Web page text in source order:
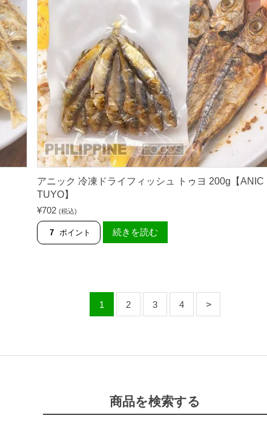
M
S
】
個
1
0
k
g
ケ
ー
ス
【
フ
ィ
リ
ピ
ン
産
】
【
F
I
F
A
アニック 冷凍ドライフィッシュ トゥヨ 200g【ANIC
TUYO】
¥702 (税込)
7 ポイント 続きを読む
1 2 3 4
商品を検索する